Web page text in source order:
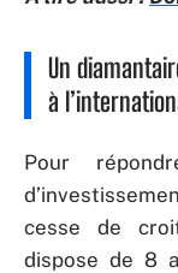
Un
à
Pour
cesse de
dispose de 8